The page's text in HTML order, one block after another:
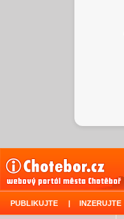
PUBLIKUJTE | INZERUJTE